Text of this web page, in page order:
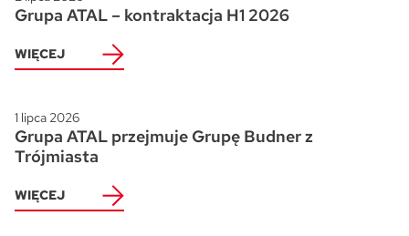
Grupa ATAL – kontraktacja H1 2026
WIĘCEJ
1 lipca 2026
Grupa ATAL przejmuje Grupę Budner z
Trójmiasta
WIĘCEJ